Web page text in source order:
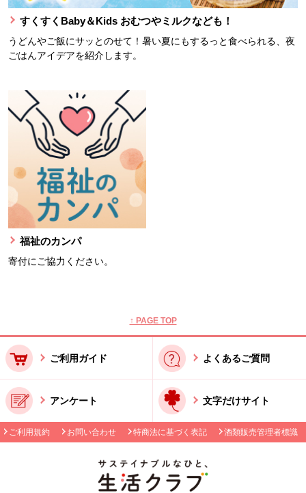
すくすくBaby＆Kids おむつやミルクなども！
うどんやご飯にサッとのせて！暑い夏にもするっと食べられる、夜
ごはんアイデアを紹介します。
福祉のカンパ
寄付にご協力ください。
↑ PAGE TOP
ご利用ガイド よくあるご質問
アンケート 文字だけサイト
ご利用規約 お問い合わせ 特商法に基づく表記 酒類販売管理者標識